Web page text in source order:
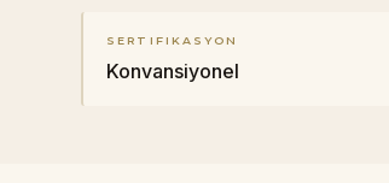
SERTIFIKASYON
Konvansiyonel